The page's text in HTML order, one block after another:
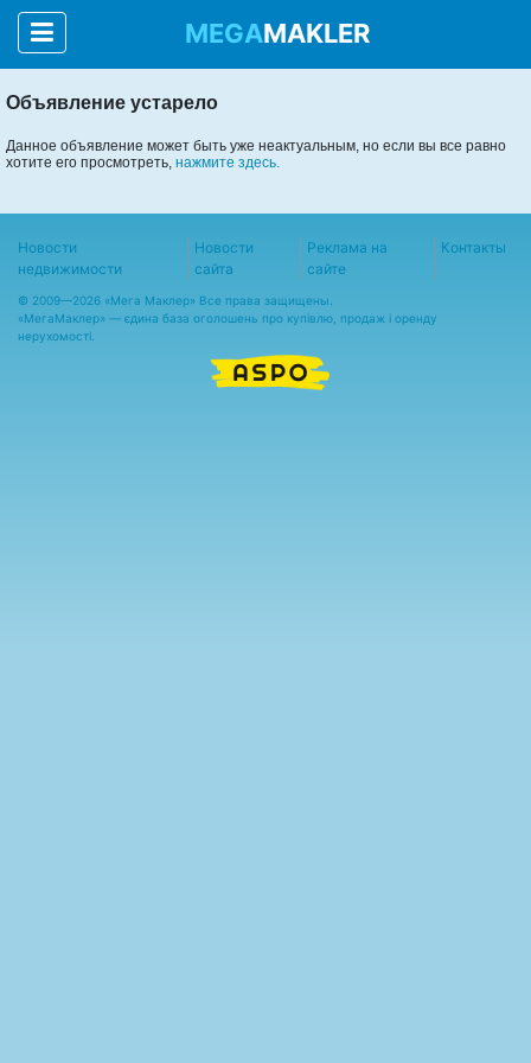
MEGAMAKLER
Объявление устарело
Данное объявление может быть уже неактуальным, но если вы все равно
хотите его просмотреть, нажмите здесь.
Новости
недвижимости
Новости
сайта
Реклама на
сайте
Контакты
© 2009—2026 «Мега Маклер» Все права защищены.
«МегаМаклер» — єдина база оголошень про купівлю, продаж і оренду
нерухомості.